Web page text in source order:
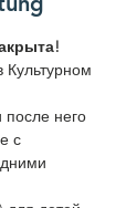
Культурном
него
с